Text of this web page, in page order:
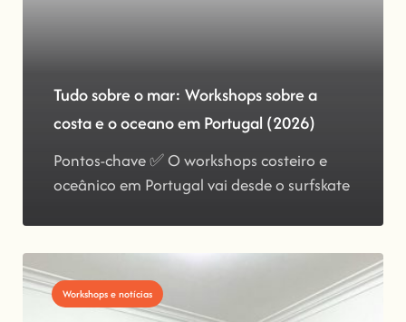
Tudo sobre o mar: Workshops sobre a
costa e o oceano em Portugal (2026)
Pontos-chave ✅ O workshops costeiro e
oceânico em Portugal vai desde o surfskate
Workshops e notícias